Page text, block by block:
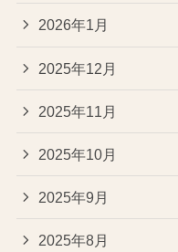
2026年1月
2025年12月
2025年11月
2025年10月
2025年9月
2025年8月